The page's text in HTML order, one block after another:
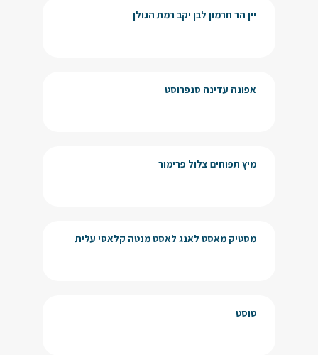
יין הר חרמון לבן יקב רמת הגולן
אפונה עדינה סנפרוסט
מיץ תפוחים צלול פרימור
מסטיק מאסט לאנג לאסט מנטה קלאסי עלית
טוסט